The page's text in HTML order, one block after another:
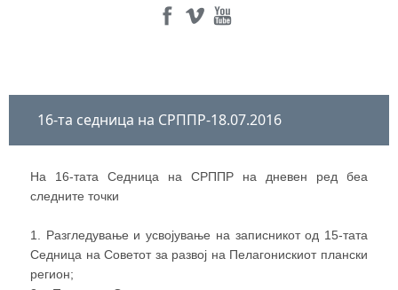
Интегрирана Мрежа за Регионален Развој
Совет за развој
Центар за развој
Европска интеграција
16-та седница на СРППР-18.07.2016
На 16-тата Седница на СРППР на дневен ред беа
следните точки
1. Разгледување и усвојување на записникот од 15-тата
Седница на Советот за развој на Пелагонискиот плански
регион;